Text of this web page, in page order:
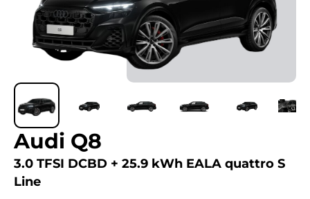
Audi Q8
3.0 TFSI DCBD + 25.9 kWh EALA quattro S
Line